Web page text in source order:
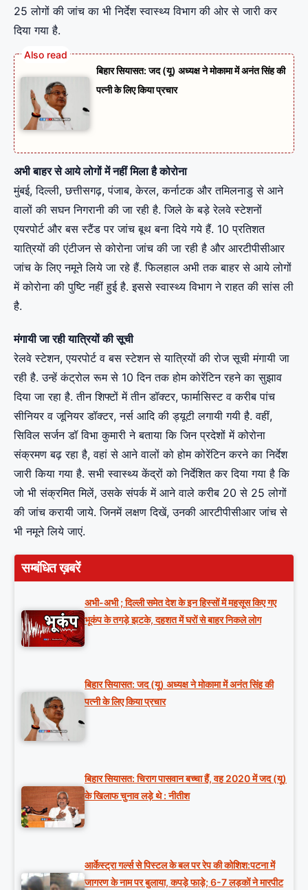
25 लोगों की जांच का भी निर्देश स्वास्थ्य विभाग की ओर से जारी कर
दिया गया है.
बिहार सियासत: जद (यू) अध्यक्ष ने मोकामा में अनंत सिंह की
पत्नी के लिए किया प्रचार
अभी बाहर से आये लोगों में नहीं मिला है कोरोना
मुंबई, दिल्ली, छत्तीसगढ़, पंजाब, केरल, कर्नाटक और तमिलनाडु से आने
वालों की सघन निगरानी की जा रही है. जिले के बड़े रेलवे स्टेशनों
एयरपोर्ट और बस स्टैंड पर जांच बूथ बना दिये गये हैं. 10 प्रतिशत
यात्रियों की एंटीजन से कोरोना जांच की जा रही है और आरटीपीसीआर
जांच के लिए नमूने लिये जा रहे हैं. फिलहाल अभी तक बाहर से आये लोगों
में कोरोना की पुष्टि नहीं हुई है. इससे स्वास्थ्य विभाग ने राहत की सांस ली
है.
मंगायी जा रही यात्रियों की सूची
रेलवे स्टेशन, एयरपोर्ट व बस स्टेशन से यात्रियों की रोज सूची मंगायी जा
रही है. उन्हें कंट्रोल रूम से 10 दिन तक होम कोरेंटिन रहने का सुझाव
दिया जा रहा है. तीन शिफ्टों में तीन डॉक्टर, फार्मासिस्ट व करीब पांच
सीनियर व जूनियर डॉक्टर, नर्स आदि की ड्यूटी लगायी गयी है. वहीं,
सिविल सर्जन डॉ विभा कुमारी ने बताया कि जिन प्रदेशों में कोरोना
संक्रमण बढ़ रहा है, वहां से आने वालों को होम कोरेंटिन करने का निर्देश
जारी किया गया है. सभी स्वास्थ्य केंद्रों को निर्देशित कर दिया गया है कि
जो भी संक्रमित मिलें, उसके संपर्क में आने वाले करीब 20 से 25 लोगों
की जांच करायी जाये. जिनमें लक्षण दिखें, उनकी आरटीपीसीआर जांच से
भी नमूने लिये जाएं.
सम्बंधित ख़बरें
अभी-अभी ; दिल्ली समेत देश के इन हिस्सों में महसूस किए गए
भूकंप के तगड़े झटके, दहशत में घरों से बाहर निकले लोग
बिहार सियासत: जद (यू) अध्यक्ष ने मोकामा में अनंत सिंह की
पत्नी के लिए किया प्रचार
बिहार सियासत: चिराग पासवान बच्चा हैं, वह 2020 में जद (यू)
के खिलाफ चुनाव लड़े थे : नीतीश
आर्केस्ट्रा गर्ल्स से पिस्टल के बल पर रेप की कोशिश:पटना में
जागरण के नाम पर बुलाया, कपड़े फाड़े; 6-7 लड़कों ने मारपीट